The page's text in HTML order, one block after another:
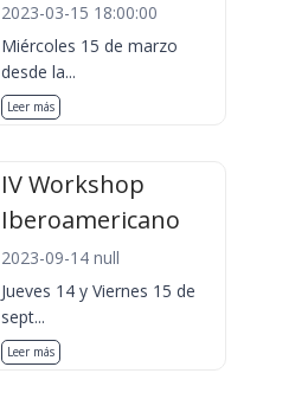
2023-03-15 18:00:00
Miércoles 15 de marzo
desde la...
Leer más
IV Workshop
Iberoamericano
2023-09-14 null
Jueves 14 y Viernes 15 de
sept...
Leer más